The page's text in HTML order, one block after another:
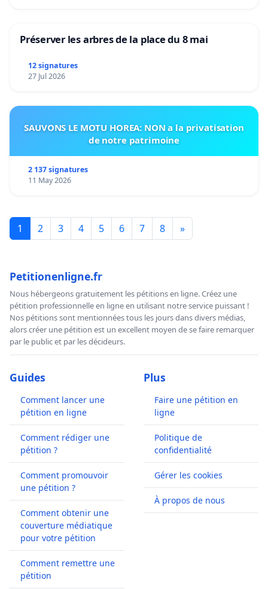
Préserver les arbres de la place du 8 mai
12 signatures
27 Jul 2026
SAUVONS LE MOTU HOREA: NON a la privatisation
de notre patrimoine
2 137 signatures
11 May 2026
1 2 3 4 5 6 7 8 »
Petitionenligne.fr
Nous hébergeons gratuitement les pétitions en ligne. Créez une
pétition professionnelle en ligne en utilisant notre service puissant !
Nos pétitions sont mentionnées tous les jours dans divers médias,
alors créer une pétition est un excellent moyen de se faire remarquer
par le public et par les décideurs.
Guides
Comment lancer une
pétition en ligne
Comment rédiger une
pétition ?
Comment promouvoir
une pétition ?
Comment obtenir une
couverture médiatique
pour votre pétition
Comment remettre une
pétition
Plus
Faire une pétition en
ligne
Politique de
confidentialité
Gérer les cookies
À propos de nous